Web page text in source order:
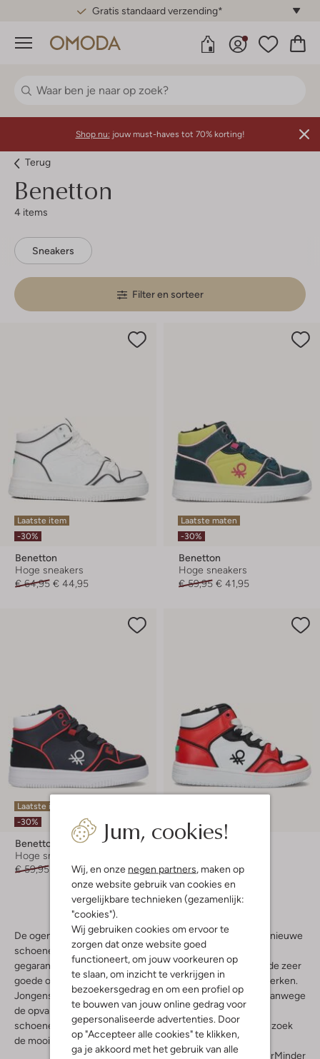
Gratis standaard verzending*
Menu
Jum, cookies!
Wij, en onze negen partners, maken op
onze website gebruik van cookies en
vergelijkbare technieken (gezamenlijk:
"cookies").
Wij gebruiken cookies om ervoor te
zorgen dat onze website goed
functioneert, om jouw voorkeuren op
te slaan, om inzicht te verkrijgen in
bezoekersgedrag en om een profiel op
te bouwen van jouw online gedrag voor
gepersonaliseerde advertenties. Door
op "Accepteer alle cookies" te klikken,
ga je akkoord met het gebruik van alle
Shop nu: jouw must-haves tot 70% korting!
Terug
Benetton
4 items
Sneakers
Filter en sorteer
Laatste item
-30%
Benetton
Hoge sneakers
€ 64,95 € 44,95
Laatste maten
-30%
Benetton
Hoge sneakers
€ 59,95 € 41,95
Laatste item
-30%
Benetton
Hoge sneakers
€ 59,95
€ 41,95
-60%
€ 59,95 € 23,99
De ogen van je zoon of je dochter gaan stralen als ze hun nieuwe
schoenen zien. Jij kiest voor Benetton en die keuze valt
gegarandeerd in de smaak. Misschien zijn de kwaliteit en de zeer
goede ondersteuning voor jou de doorslaggevende kenmerken.
Jongens en meisjes zijn gek op schoenen van Benetton vanwege
de opvallende kleuren en kleurcombinaties waardoor hun
schoenen echt opvallen. Kijk in ons online assortiment en zoek
de mooiste Benetton sneakers en sandalen uit.
MeerMinder